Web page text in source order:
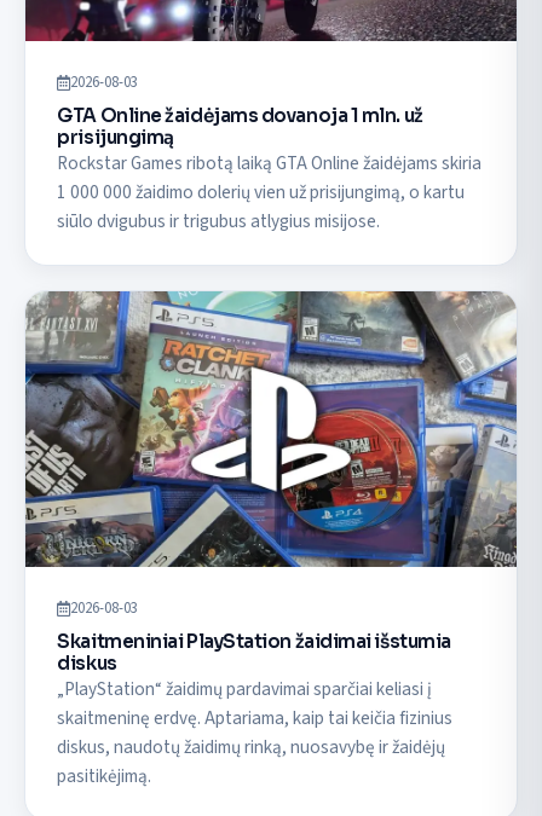
2026-08-03
GTA Online žaidėjams dovanoja 1 mln. už
prisijungimą
Rockstar Games ribotą laiką GTA Online žaidėjams skiria
1 000 000 žaidimo dolerių vien už prisijungimą, o kartu
siūlo dvigubus ir trigubus atlygius misijose.
2026-08-03
Skaitmeniniai PlayStation žaidimai išstumia
diskus
„PlayStation“ žaidimų pardavimai sparčiai keliasi į
skaitmeninę erdvę. Aptariama, kaip tai keičia fizinius
diskus, naudotų žaidimų rinką, nuosavybę ir žaidėjų
pasitikėjimą.